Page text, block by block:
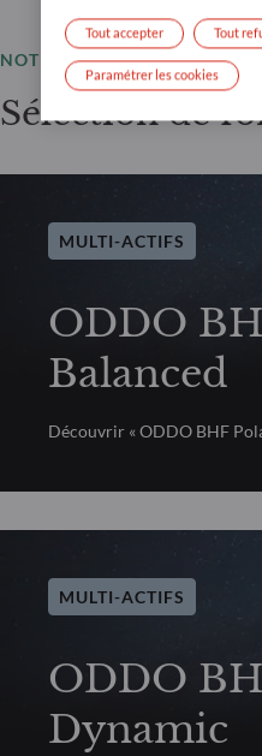
NOTRE OFFRE
Sélection de
MULTI-ACTIFS
ODDO
Balanced
Découvrir « ODDO BHF
MULTI-ACTIFS
ODDO
Dynamic
Tout
Tout accepter
Paramétrer les cookies